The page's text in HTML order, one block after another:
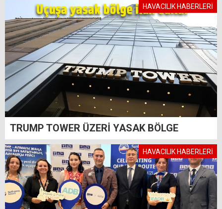
HAVACILIK HABERLERİ
TRUMP TOWER ÜZERİ YASAK BÖLGE
HAVACILIK HABERLERİ